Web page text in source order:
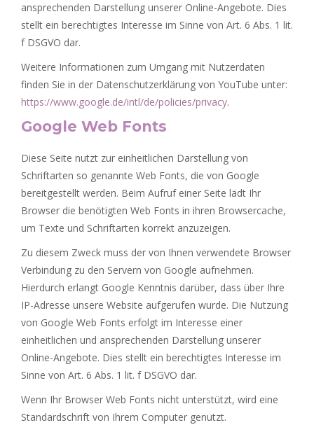
ansprechenden Darstellung unserer Online-Angebote. Dies
stellt ein berechtigtes Interesse im Sinne von Art. 6 Abs. 1 lit.
f DSGVO dar.
Weitere Informationen zum Umgang mit Nutzerdaten
finden Sie in der Datenschutzerklärung von YouTube unter:
https://www.google.de/intl/de/policies/privacy.
Google Web Fonts
Diese Seite nutzt zur einheitlichen Darstellung von
Schriftarten so genannte Web Fonts, die von Google
bereitgestellt werden. Beim Aufruf einer Seite lädt Ihr
Browser die benötigten Web Fonts in ihren Browsercache,
um Texte und Schriftarten korrekt anzuzeigen.
Zu diesem Zweck muss der von Ihnen verwendete Browser
Verbindung zu den Servern von Google aufnehmen.
Hierdurch erlangt Google Kenntnis darüber, dass über Ihre
IP-Adresse unsere Website aufgerufen wurde. Die Nutzung
von Google Web Fonts erfolgt im Interesse einer
einheitlichen und ansprechenden Darstellung unserer
Online-Angebote. Dies stellt ein berechtigtes Interesse im
Sinne von Art. 6 Abs. 1 lit. f DSGVO dar.
Wenn Ihr Browser Web Fonts nicht unterstützt, wird eine
Standardschrift von Ihrem Computer genutzt.